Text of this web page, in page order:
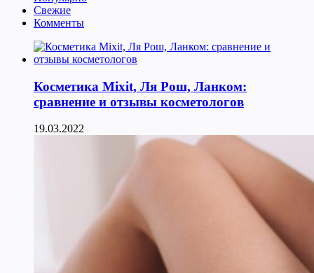
Свежие
Комменты
Косметика Мixit, Ля Рош, Ланком:
сравнение и отзывы косметологов
19.03.2022